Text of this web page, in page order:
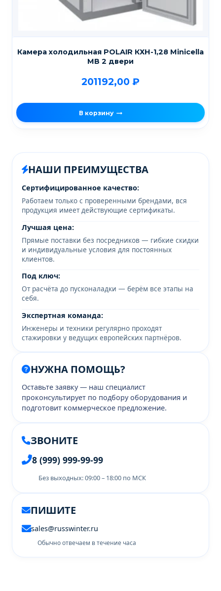
Камера холодильная POLAIR КХН-1,28 Мinicellа
МВ 2 двери
201192,00 ₽
В корзину
НАШИ ПРЕИМУЩЕСТВА
Сертифицированное качество:
Работаем только с проверенными брендами, вся
продукция имеет действующие сертификаты.
Лучшая цена:
Прямые поставки без посредников — гибкие скидки
и индивидуальные условия для постоянных
клиентов.
Под ключ:
От расчёта до пусконаладки — берём все этапы на
себя.
Экспертная команда:
Инженеры и техники регулярно проходят
стажировки у ведущих европейских партнёров.
НУЖНА ПОМОЩЬ?
Оставьте заявку — наш специалист
проконсультирует по подбору оборудования и
подготовит коммерческое предложение.
ЗВОНИТЕ
8 (999) 999-99-99
Без выходных: 09:00 – 18:00 по МСК
ПИШИТЕ
sales@russwinter.ru
Обычно отвечаем в течение часа